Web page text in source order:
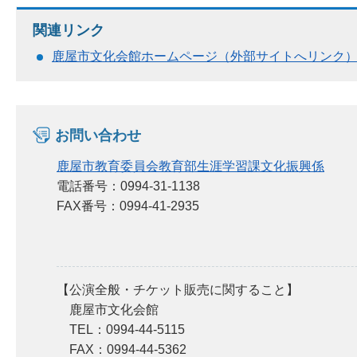
関連リンク
鹿屋市文化会館ホームページ（外部サイトへリンク）
お問い合わせ
鹿屋市教育委員会教育部生涯学習課文化振興係
電話番号：0994-31-1138
FAX番号：0994-41-2935
【公演全般・チケット販売に関すること】
鹿屋市文化会館
TEL：0994-44-5115
FAX：0994-44-5362